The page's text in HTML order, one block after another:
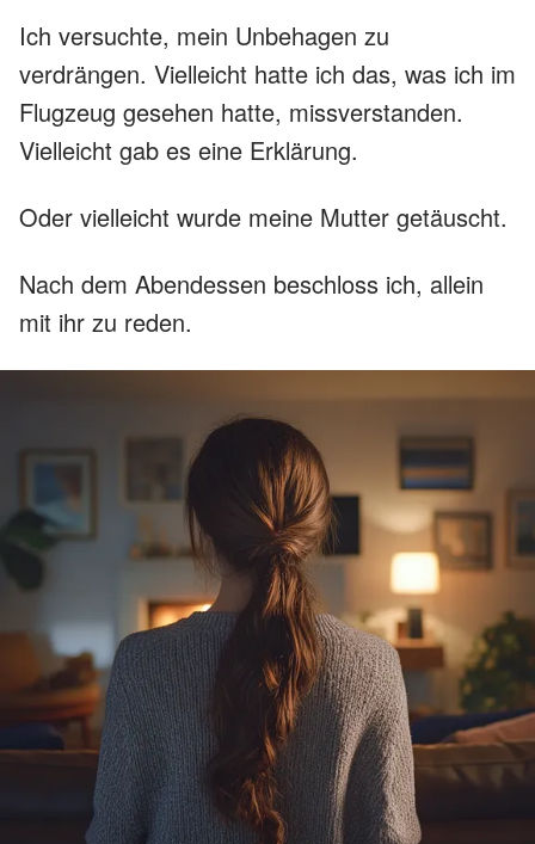
Ich versuchte, mein Unbehagen zu
verdrängen. Vielleicht hatte ich das, was ich im
Flugzeug gesehen hatte, missverstanden.
Vielleicht gab es eine Erklärung.
Oder vielleicht wurde meine Mutter getäuscht.
Nach dem Abendessen beschloss ich, allein
mit ihr zu reden.